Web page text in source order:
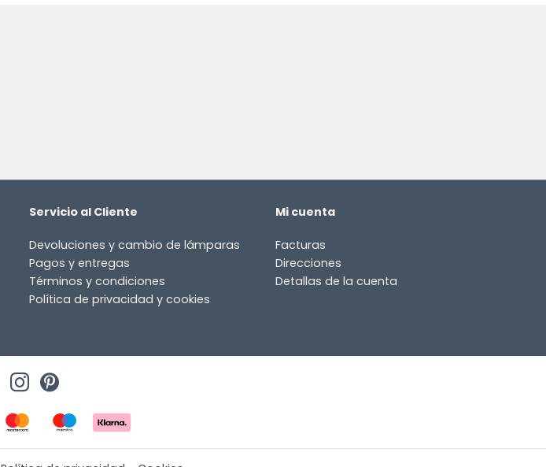
Servicio al Cliente
Devoluciones y cambio de lámparas
Pagos y entregas
Términos y condiciones
Política de privacidad y cookies
Mi cuenta
Facturas
Direcciones
Detallas de la cuenta